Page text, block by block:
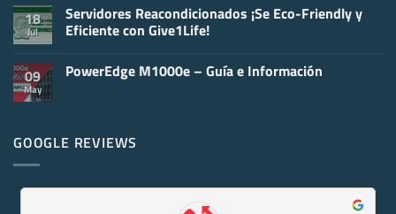
Mantenimiento
de
un
en
Curso
de
y
Virtualización
18
Jul
Servidores Reacondicionados ¡Se Eco-Friendly y
Eficiente con Give1Life!
comentarios
Friendly
y
Give1Life!
09
May
PowerEdge M1000e – Guía e Información
PowerEdge
M1000e
Información
GOOGLE REVIEWS